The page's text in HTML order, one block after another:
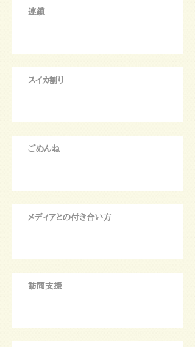
連鎖
スイカ割り
ごめんね
メディアとの付き合い方
訪問支援